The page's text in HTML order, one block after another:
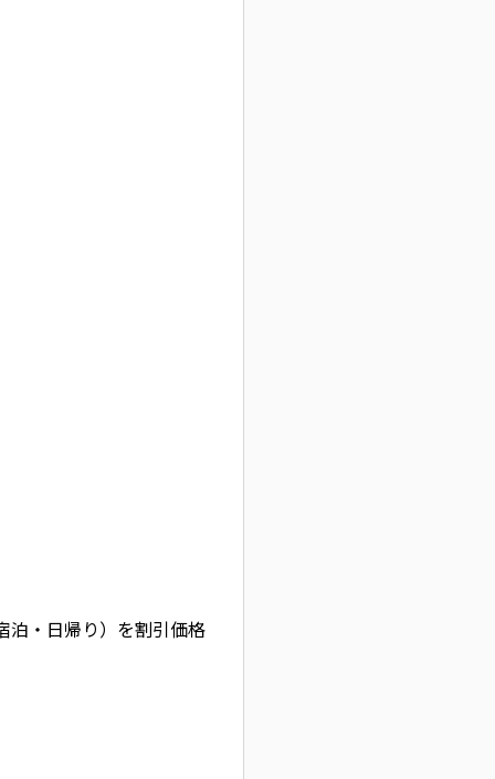
泊・日帰り）を割引価格